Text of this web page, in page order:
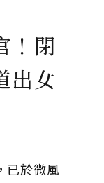
！閉
出女
已於微風